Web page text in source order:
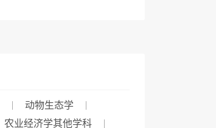
动物生态学
农业经济学其他学科